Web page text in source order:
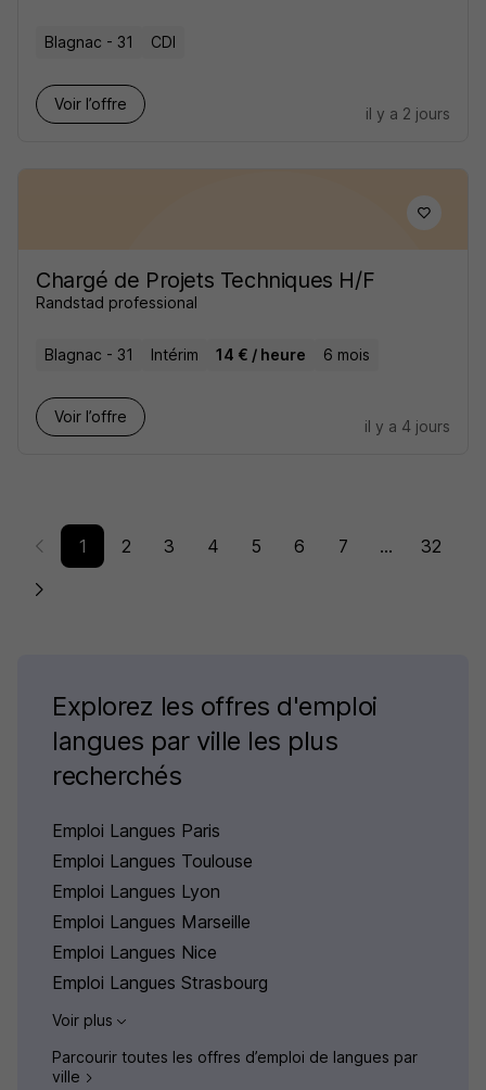
Blagnac - 31 CDI
Voir l’offre
il y a 2 jours
Chargé de Projets Techniques H/F
Randstad professional
Blagnac - 31 Intérim 14 € / heure 6 mois
Voir l’offre
il y a 4 jours
1 2 3 4 5 6 7 ... 32
Explorez les offres d'emploi
langues par ville les plus
recherchés
Emploi Langues Paris
Emploi Langues Toulouse
Emploi Langues Lyon
Emploi Langues Marseille
Emploi Langues Nice
Emploi Langues Strasbourg
Voir plus
Parcourir toutes les offres d’emploi de langues par
ville